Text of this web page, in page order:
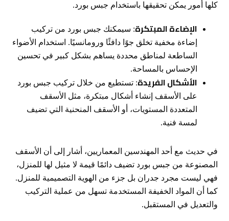
كلها أمور يمكن تحقيقها باستخدام جبس بورد.
الإضاءة المبتكرة: سيمكنك جبس بورد من تركيب
إضاءة مخفية تخلق جوًا دافئًا ورومانسيًا. استخدام الأضواء
الساطعة لمناطق محددة يساهم بشكل كبير في تحسين
الإحساس بالمساحة.
الأشكال الفريدة: تستطيع من خلال تركيب جبس بورد
على الأسقف إنشاء أشكال مبتكرة، مثل الأسقف
المتعددة المستويات، أو الأسقف المنحنية التي تضيف
لمسة فنية.
في حديث مع أحد المهندسين المعماريين، أشار إلى أن الأسقف
المصنوعة من جبس بورد تضيف دائمًا قيمة لا مثيل لها للمنزل،
فهي ليست مجرد جدران بل جزء من الهوية التصميمية للمنزل.
كما أن المواد الخفيفة المستخدمة تسهل من عملية التركيب
والتعديل في المستقبل.